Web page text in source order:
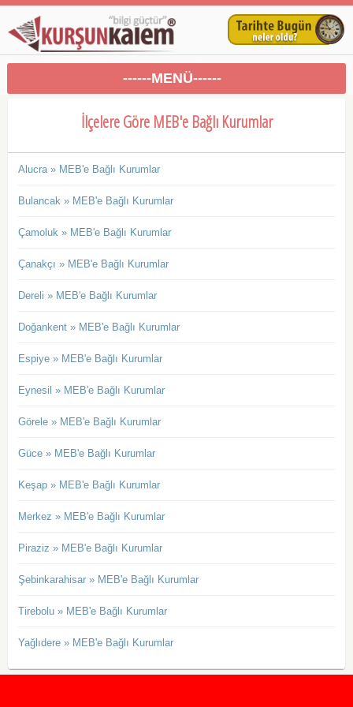
------MENÜ------
İlçelere Göre MEB'e Bağlı Kurumlar
Alucra » MEB'e Bağlı Kurumlar
Bulancak » MEB'e Bağlı Kurumlar
Çamoluk » MEB'e Bağlı Kurumlar
Çanakçı » MEB'e Bağlı Kurumlar
Dereli » MEB'e Bağlı Kurumlar
Doğankent » MEB'e Bağlı Kurumlar
Espiye » MEB'e Bağlı Kurumlar
Eynesil » MEB'e Bağlı Kurumlar
Görele » MEB'e Bağlı Kurumlar
Güce » MEB'e Bağlı Kurumlar
Keşap » MEB'e Bağlı Kurumlar
Merkez » MEB'e Bağlı Kurumlar
Piraziz » MEB'e Bağlı Kurumlar
Şebinkarahisar » MEB'e Bağlı Kurumlar
Tirebolu » MEB'e Bağlı Kurumlar
Yağlıdere » MEB'e Bağlı Kurumlar